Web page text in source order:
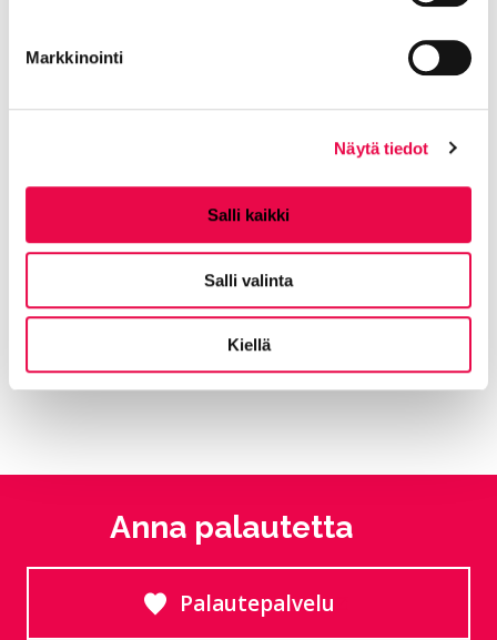
Markkinointi
Näytä tiedot
Salli kaikki
Salli valinta
Kiellä
Läheltä voit löytää jotain uniikkia ja upeaa.
Tervetuloa tutustumaan Riihimäen seutuun!
Visit Riihimäki -matkailuesite
(suomeksi)Siirtyy ulkoiselle sivustolle
Anna palautetta
Palautepalvelu
Siirtyy ulkoiselle